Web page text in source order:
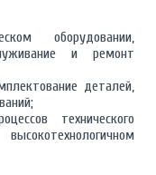
оборудовании,
и ремонт
деталей,
технического